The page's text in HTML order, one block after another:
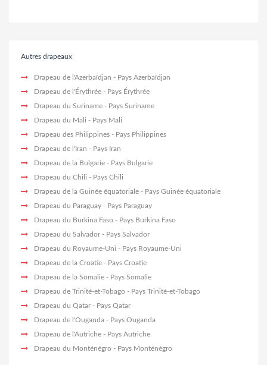
Autres drapeaux
Drapeau de l'Azerbaïdjan - Pays Azerbaïdjan
Drapeau de l'Érythrée - Pays Érythrée
Drapeau du Suriname - Pays Suriname
Drapeau du Mali - Pays Mali
Drapeau des Philippines - Pays Philippines
Drapeau de l'Iran - Pays Iran
Drapeau de la Bulgarie - Pays Bulgarie
Drapeau du Chili - Pays Chili
Drapeau de la Guinée équatoriale - Pays Guinée équatoriale
Drapeau du Paraguay - Pays Paraguay
Drapeau du Burkina Faso - Pays Burkina Faso
Drapeau du Salvador - Pays Salvador
Drapeau du Royaume-Uni - Pays Royaume-Uni
Drapeau de la Croatie - Pays Croatie
Drapeau de la Somalie - Pays Somalie
Drapeau de Trinité-et-Tobago - Pays Trinité-et-Tobago
Drapeau du Qatar - Pays Qatar
Drapeau de l'Ouganda - Pays Ouganda
Drapeau de l'Autriche - Pays Autriche
Drapeau du Monténégro - Pays Monténégro